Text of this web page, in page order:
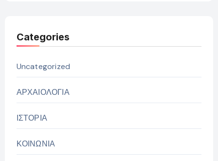
Categories
Uncategorized
ΑΡΧΑΙΟΛΟΓΙΑ
ΙΣΤΟΡΙΑ
ΚΟΙΝΩΝΙΑ